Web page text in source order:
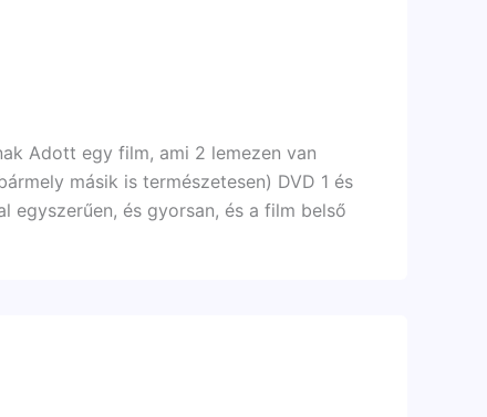
Adott egy film, ami 2 lemezen van
másik is természetesen) DVD 1 és
egyszerűen, és gyorsan, és a film belső